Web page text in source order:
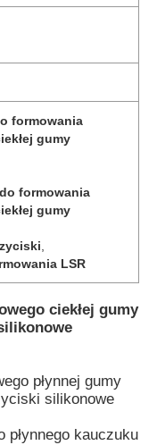
formowania
gumy
formowania
gumy
LSR
ciekłej gumy
płynnej gumy
silikonowe
kauczuku